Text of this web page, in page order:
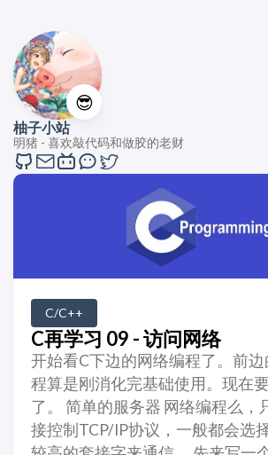
😎
柚子小站
明猪 - 喜欢敲代码和做胶的老财
C/C++
C再学习 09 - 访问网络
开始看C下边的网络编程了。前
程算是刚消化完基础使用。现在
了。 简单的服务器 网络编程么，
接控制TCP/IP协议，一般都会选